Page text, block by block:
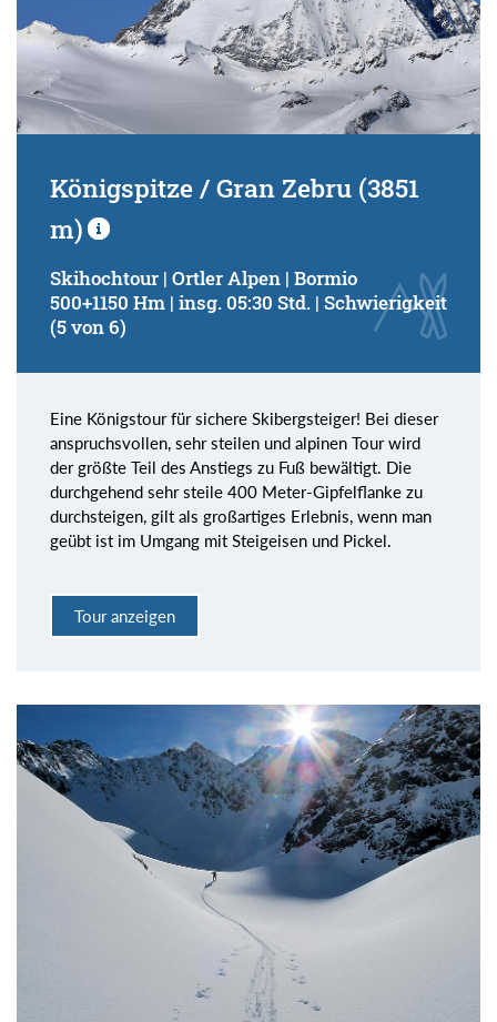
Königspitze / Gran Zebru (3851
m)
Skihochtour | Ortler Alpen | Bormio
500+1150 Hm | insg. 05:30 Std. | Schwierigkeit
(5 von 6)
Eine Königstour für sichere Skibergsteiger! Bei dieser
anspruchsvollen, sehr steilen und alpinen Tour wird
der größte Teil des Anstiegs zu Fuß bewältigt. Die
durchgehend sehr steile 400 Meter-Gipfelflanke zu
durchsteigen, gilt als großartiges Erlebnis, wenn man
geübt ist im Umgang mit Steigeisen und Pickel.
Tour anzeigen